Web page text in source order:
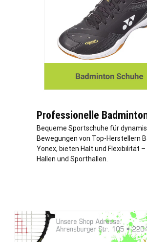
Professionelle
Bequeme Sportschuhe für
Bewegungen von Top-Herstellern
Yonex, bieten Halt und Flexibilität
Hallen und Sporthallen.